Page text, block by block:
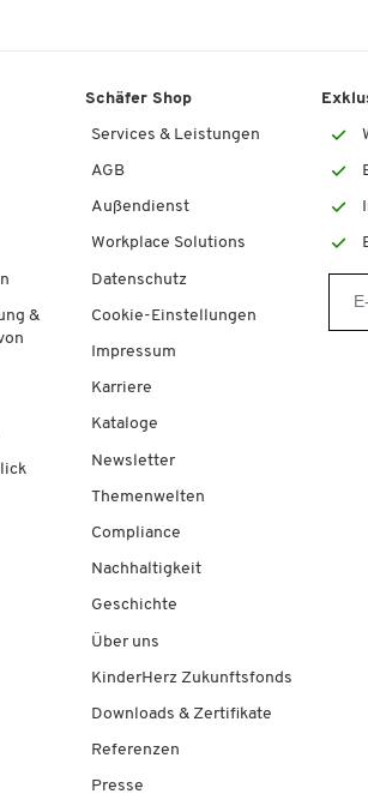
&
Schäfer Shop
Services & Leistungen
AGB
Außendienst
Workplace Solutions
Datenschutz
Cookie-Einstellungen
Impressum
Karriere
Kataloge
Newsletter
Themenwelten
Compliance
Nachhaltigkeit
Geschichte
Über uns
KinderHerz Zukunftsfonds
Downloads & Zertifikate
Referenzen
Presse